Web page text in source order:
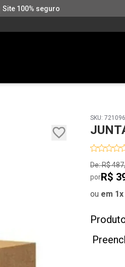
Site 100% seguro
SKU:
De: R$
porR$
ou em